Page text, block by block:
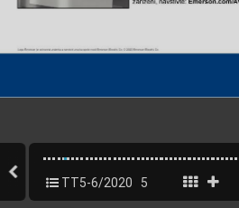
TT5-6/2020 5